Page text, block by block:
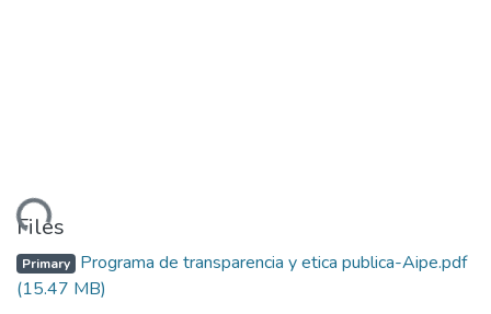
Files
Primary Programa de transparencia y etica publica-Aipe.pdf
(15.47 MB)